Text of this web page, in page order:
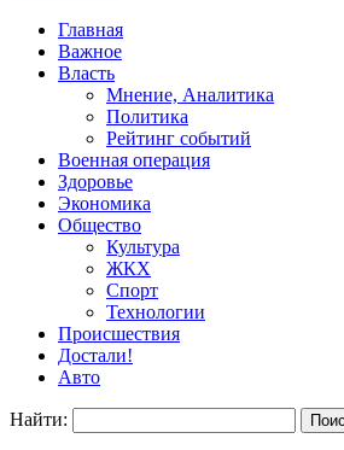
Главная
Важное
Власть
Мнение, Аналитика
Политика
Рейтинг событий
Военная операция
Здоровье
Экономика
Общество
Культура
ЖКХ
Спорт
Технологии
Происшествия
Достали!
Авто
Найти: